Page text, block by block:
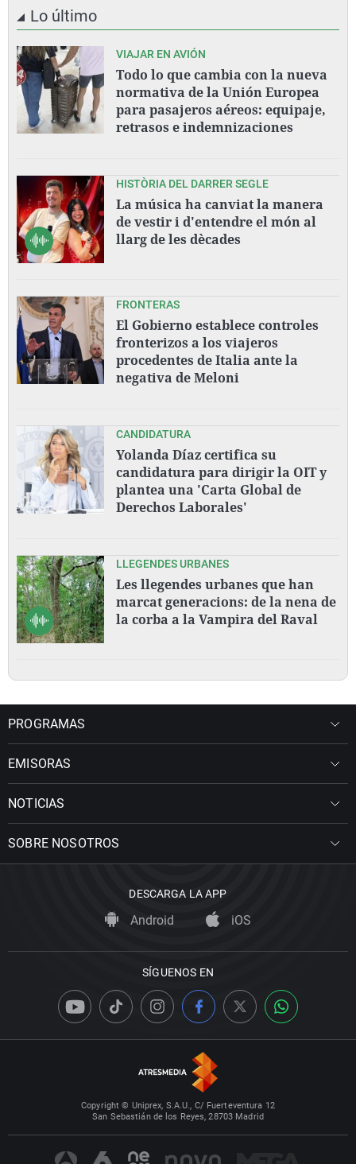
Lo último
VIAJAR EN AVIÓN
Todo lo que cambia con la nueva
normativa de la Unión Europea
para pasajeros aéreos: equipaje,
retrasos e indemnizaciones
HISTÒRIA DEL DARRER SEGLE
La música ha canviat la manera
de vestir i d'entendre el món al
llarg de les dècades
FRONTERAS
El Gobierno establece controles
fronterizos a los viajeros
procedentes de Italia ante la
negativa de Meloni
CANDIDATURA
Yolanda Díaz certifica su
candidatura para dirigir la OIT y
plantea una 'Carta Global de
Derechos Laborales'
LLEGENDES URBANES
Les llegendes urbanes que han
marcat generacions: de la nena de
la corba a la Vampira del Raval
PROGRAMAS
EMISORAS
NOTICIAS
SOBRE NOSOTROS
DESCARGA LA APP
Android iOS
SÍGUENOS EN
Copyright © Uniprex, S.A.U., C/ Fuerteventura 12
San Sebastián de los Reyes, 28703 Madrid